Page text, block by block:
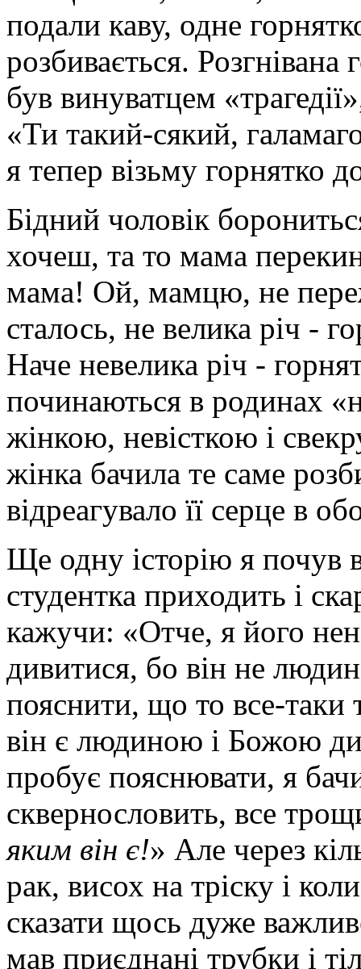
подали каву, одне
розбивається.
був винуватцем
«Ти такий-сякий,
я тепер візьму горнятко
Бідний чоловік
хочеш, та то мама
мама! Ой, мамцю, не
сталось, не велика річ -
Наче невелика річ -
починаються в родинах
жінкою, невісткою і
жінка бачила те саме
відреагувало її серце в
Ще одну історію я почув
студентка приходить і
кажучи: «Отче, я його
дивитися, бо він не
пояснити, що то все-таки
він є людиною і Божою
пробує пояснювати, я
сквернословить, все
яким він є!» Але через
рак, висох на тріску і
сказати щось дуже
мав приєднані трубки і